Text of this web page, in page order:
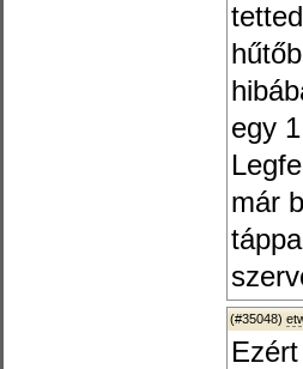
egy
már
(#35048)